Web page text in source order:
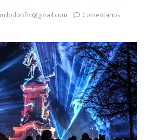
milodonfm@gmail.com
Comentarios